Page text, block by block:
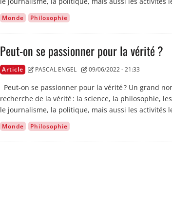
Monde Philosophie
Peut-on se passionner pour la vérité ?
Article PASCAL ENGEL 09/06/2022 - 21:33
Peut-on se passionner pour la vérité ? Un grand
recherche de la vérité : la science, la philosophie,
le journalisme, la politique, mais aussi les activités
Monde Philosophie